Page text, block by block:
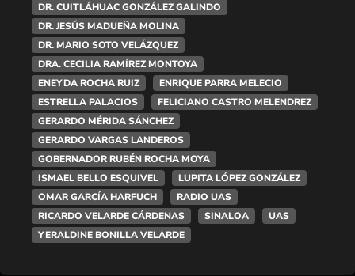
DR. CUITLÁHUAC GONZÁLEZ GALINDO
DR. JESÚS MADUEÑA MOLINA
DR. MARIO SOTO VELÁZQUEZ
DRA. CECILIA RAMÍREZ MONTOYA
ENEYDA ROCHA RUIZ
ENRIQUE PARRA MELECIO
ESTRELLA PALACIOS
FELICIANO CASTRO MELENDREZ
GERARDO MÉRIDA SÁNCHEZ
GERARDO VARGAS LANDEROS
GOBERNADOR RUBÉN ROCHA MOYA
ISMAEL BELLO ESQUIVEL
LUPITA LÓPEZ GONZÁLEZ
OMAR GARCÍA HARFUCH
RADIO UAS
RICARDO VELARDE CÁRDENAS
SINALOA
UAS
YERALDINE BONILLA VELARDE